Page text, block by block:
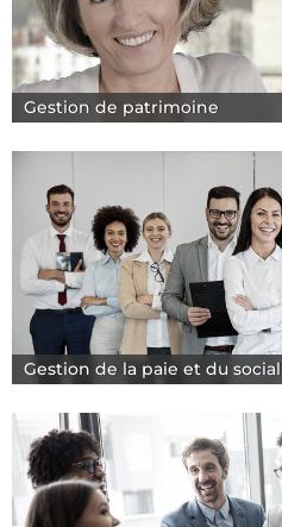
Gestion de patrimoine
Gestion de la paie et du social